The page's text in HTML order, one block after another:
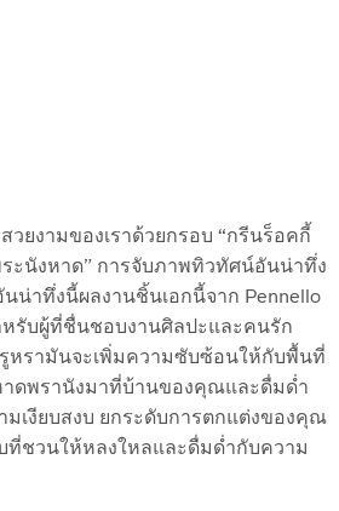
ยงามของเราด้วยกรอบ “กรีนร็อคกี้
ะนังหาด” การจับภาพทิวทัศน์อันน่าทึ่ง
น่าทึ่งนี้ผลงานชิ้นเอกนี้จาก Pennello
รับผู้ที่ชื่นชอบงานศิลปะและคนรัก
หรามันจะเพิ่มความซับซ้อนให้กับพื้นที่
าดพรานังมาที่บ้านของคุณและดื่มด่ำ
เงียบสงบ ยกระดับการตกแต่งของคุณ
ที่ชวนให้หลงใหลและดื่มด่ำกับความ